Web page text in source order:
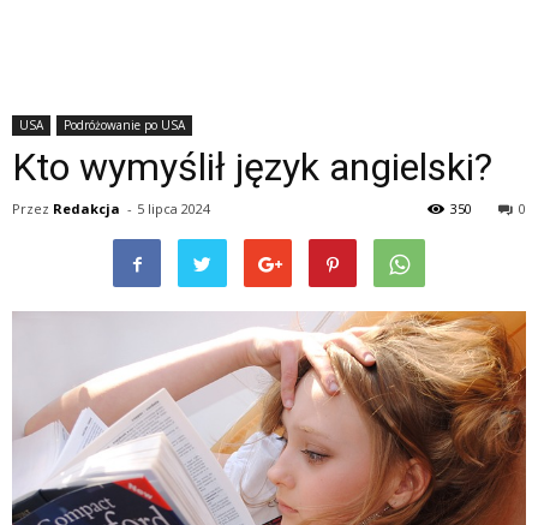
USA Podróżowanie po USA
Kto wymyślił język angielski?
Przez Redakcja - 5 lipca 2024 0
350